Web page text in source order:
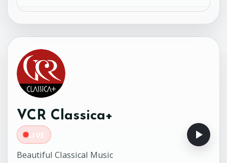
Linden, violoncello - Ton Koopman,
organo
10:14
in fa minore L.III ord.18
François Couperin (1668-1733)
VCR Classica+
LIVE
Beautiful Classical Music